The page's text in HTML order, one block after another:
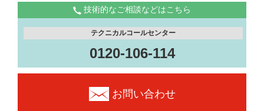
技術的なご相談などはこちら
テクニカルコールセンター
0120-106-114
お問い合わせ